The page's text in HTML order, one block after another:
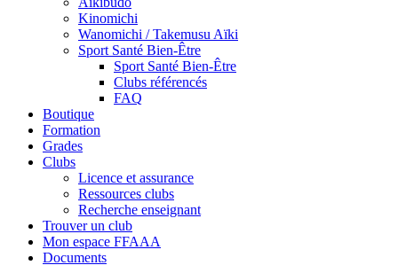
Kinomichi
Wanomichi / Takemusu Aïki
Sport Santé Bien-Être
Sport Santé Bien-Être
Clubs référencés
FAQ
Boutique
Formation
Grades
Clubs
Licence et assurance
Ressources clubs
Recherche enseignant
Trouver un club
Mon espace FFAAA
Documents